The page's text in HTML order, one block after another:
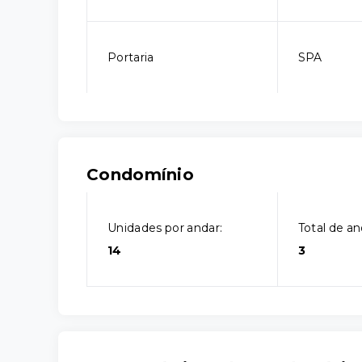
Portaria SPA
Condomínio
Unidades por andar:
14
Total de
3